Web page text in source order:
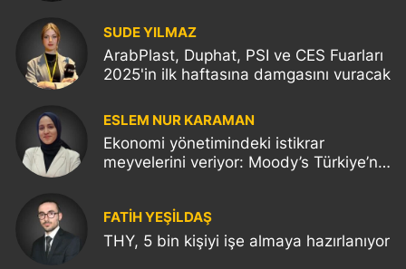
SUDE YILMAZ
ArabPlast, Duphat, PSI ve CES Fuarları
2025'in ilk haftasına damgasını vuracak
ESLEM NUR KARAMAN
Ekonomi yönetimindeki istikrar
meyvelerini veriyor: Moody’s Türkiye’nin
FATIH YEŞİLDAŞ
THY, 5 bin kişiyi işe almaya hazırlanıyor